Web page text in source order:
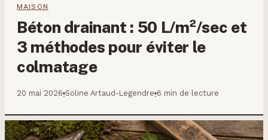
MAISON
Béton drainant : 50 L/m²/sec et
3 méthodes pour éviter le
colmatage
20 mai 2026·Soline Artaud-Legendre·6 min de lecture